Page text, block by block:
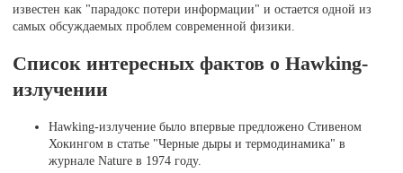
известен как "парадокс потери информации" и остается одной из
самых обсуждаемых проблем современной физики.
Список интересных фактов о Hawking-
излучении
Hawking-излучение было впервые предложено Стивеном
Хокингом в статье "Черные дыры и термодинамика" в
журнале Nature в 1974 году.